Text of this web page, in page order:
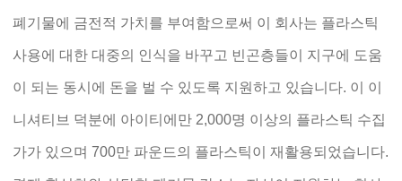
폐기물에 금전적 가치를 부여함으로써 이 회사는 플라스틱
사용에 대한 대중의 인식을 바꾸고 빈곤층들이 지구에 도움
이 되는 동시에 돈을 벌 수 있도록 지원하고 있습니다. 이 이
니셔티브 덕분에 아이티에만 2,000명 이상의 플라스틱 수집
가가 있으며 700만 파운드의 플라스틱이 재활용되었습니다.